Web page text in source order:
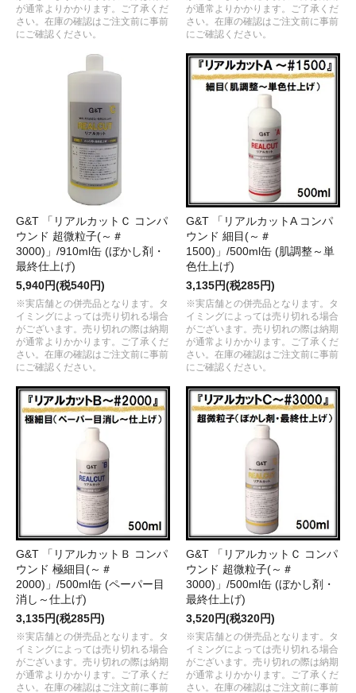
が通常よりかかります。ご了承くだ
さい。在庫の確認はご注文前に事前
にご確認ください。
が通常よりかかります。ご了承くだ
さい。在庫の確認はご注文前に事前
にご確認ください。
G&T 「リアルカットＣ コンパ
ウンド 超微粒子(～＃
3000)」/910ml缶 (ぼかし剤・
最終仕上げ)
5,940円(税540円)
※実店舗との併売品となります。タ
イミングによっては売り切れる場合
がございます。売り切れの際は納期
が通常よりかかります。ご了承くだ
さい。在庫の確認はご注文前に事前
にご確認ください。
G&T 「リアルカットA コンパ
ウンド 細目(～＃
1500)」/500ml缶 (肌調整～単
色仕上げ)
3,135円(税285円)
※実店舗との併売品となります。タ
イミングによっては売り切れる場合
がございます。売り切れの際は納期
が通常よりかかります。ご了承くだ
さい。在庫の確認はご注文前に事前
にご確認ください。
G&T 「リアルカットＢ コンパ
ウンド 極細目(～＃
2000)」/500ml缶 (ペーパー目
消し～仕上げ)
3,135円(税285円)
※実店舗との併売品となります。タ
イミングによっては売り切れる場合
がございます。売り切れの際は納期
が通常よりかかります。ご了承くだ
さい。在庫の確認はご注文前に事前
G&T 「リアルカットＣ コンパ
ウンド 超微粒子(～＃
3000)」/500ml缶 (ぼかし剤・
最終仕上げ)
3,520円(税320円)
※実店舗との併売品となります。タ
イミングによっては売り切れる場合
がございます。売り切れの際は納期
が通常よりかかります。ご了承くだ
さい。在庫の確認はご注文前に事前